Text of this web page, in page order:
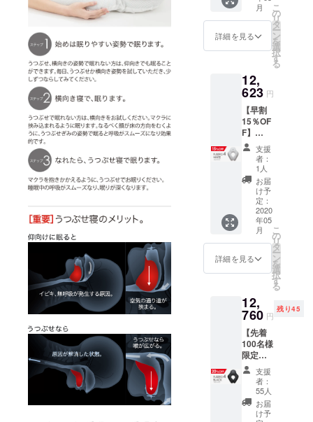
び付属
品は変
わりま
さい。
※予想を
上回る
注文が
ある場
合、出
荷時期
が遅れ
る場合
があり
ますご
了承く
ださ
い。
文の場
合） ・
お届け
で ※本
体は別
売で
す。 ※
一般販
売予定
商品と
一部違
う場合
がござ
いま
す。製
品の性
能およ
び付属
品は変
わりま
さい。
※予想を
上回る
注文が
ある場
合、出
荷時期
が遅れ
る場合
があり
ますご
価格
￥14,85
0（税
込・送
料込）
者様限
定
18%off
の
￥12,17
7（税税
込・送
料込）
にて承
りま
す。
■FUSE
RO4の
パッ
ケージ
内容 ・
枕本体
× 1個 ・
メッ
シュ袋
× 1枚 ・
取扱説
明書 × 1
枚 ・保
証書 × 1
届け予
定：
2020/5
月
詳細を見る
こ
の
リ
タ
ー
ン
を
選
択
す
る
12,
623 円
【早割
15％OF
F】
（FUSE
RO4ホ
ワイト
×1個）
一般販
売予定
価格
￥14,85
0（税
込・送
料込）
→支援
者様限
15%off
の
￥12,62
3（税
込・送
料込）
にて承
りま
す。
■FUSE
RO4の
支援
者：
1人
お届
け予
定：
2020
年05
月
詳細を見る
こ
の
リ
タ
ー
ン
を
選
択
す
る
12,
760 円
残り45
【先着
100名様
限定】
早割
20％OF
F（FUS
ERO4ブ
ラック
支援
者：
55人
お届
け予